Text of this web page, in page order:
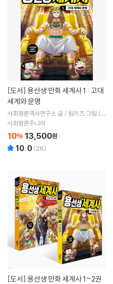
[도서]
세계와 문명
사회평론역사연구소 글 / 팀키즈 그림 /
정기문 감수
사회평론주니어
10% 13,500원
10.0 (26)
[도서]